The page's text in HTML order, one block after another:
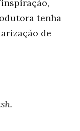
tenha
de